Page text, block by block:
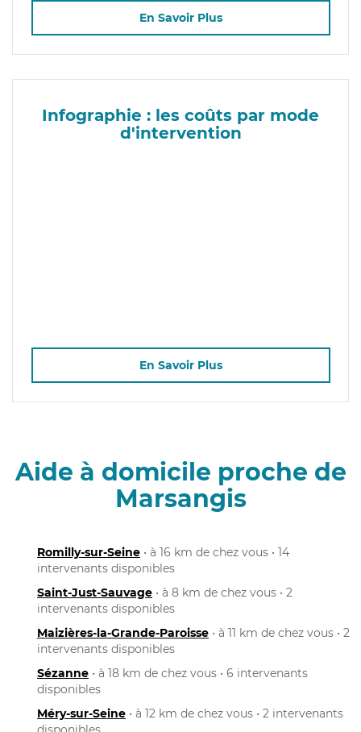
En Savoir Plus
Infographie : les coûts par mode
d'intervention
En Savoir Plus
Aide à domicile proche de
Marsangis
Romilly-sur-Seine • à 16 km de chez vous • 14
intervenants disponibles
Saint-Just-Sauvage • à 8 km de chez vous • 2
intervenants disponibles
Maizières-la-Grande-Paroisse • à 11 km de chez vous • 2
intervenants disponibles
Sézanne • à 18 km de chez vous • 6 intervenants
disponibles
Méry-sur-Seine • à 12 km de chez vous • 2 intervenants